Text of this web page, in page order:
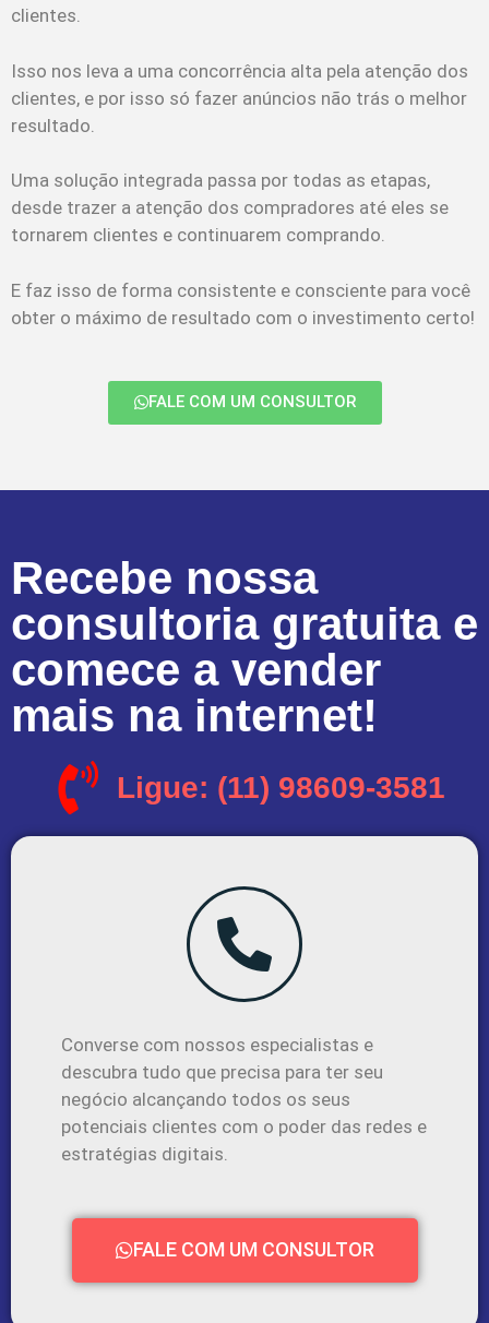
clientes.
Isso nos leva a uma concorrência alta pela atenção dos
clientes, e por isso só fazer anúncios não trás o melhor
resultado.
Uma solução integrada passa por todas as etapas,
desde trazer a atenção dos compradores até eles se
tornarem clientes e continuarem comprando.
E faz isso de forma consistente e consciente para você
obter o máximo de resultado com o investimento certo!
FALE COM UM CONSULTOR
Recebe nossa
consultoria gratuita e
comece a vender
mais na internet!
Ligue: (11) 98609-3581
Converse com nossos especialistas e
descubra tudo que precisa para ter seu
negócio alcançando todos os seus
potenciais clientes com o poder das redes e
estratégias digitais.
FALE COM UM CONSULTOR